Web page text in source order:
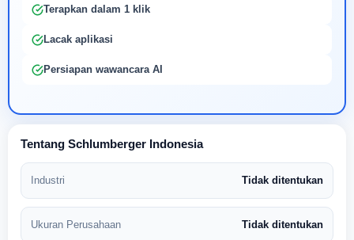
Terapkan dalam 1 klik
Lacak aplikasi
Persiapan wawancara AI
Tentang Schlumberger Indonesia
Industri Tidak ditentukan
Ukuran Perusahaan Tidak ditentukan